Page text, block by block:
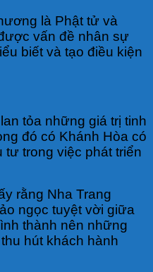
là Phật tử và
vấn đề nhân sự
biết và tạo điều kiện
tỏa những giá trị tinh
đó có Khánh Hòa có
tư trong việc phát triển
rằng Nha Trang
ngọc tuyệt vời giữa
thành nên những
hút khách hành